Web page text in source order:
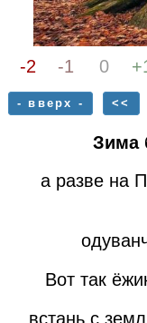
-2 -1 0
- вверх - <<
Зима
а разве на
Вот так
встань с